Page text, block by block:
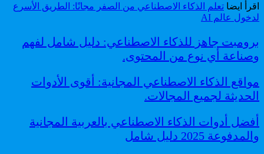
اقرأ ايضا تعلم الذكاء الاصطناعي من الصفر مجانًا: الطريق الأسرع
لدخول عالم AI
برومبت جاهز للذكاء الاصطناعي: دليل شامل لفهم
وصناعة أي نوع من المحتوى.
مواقع الذكاء الاصطناعي المجانية: أقوى الأدوات
الحديثة لجميع المجالات.
أفضل أدوات الذكاء الاصطناعي بالعربية المجانية
والمدفوعة 2025 دليل شامل